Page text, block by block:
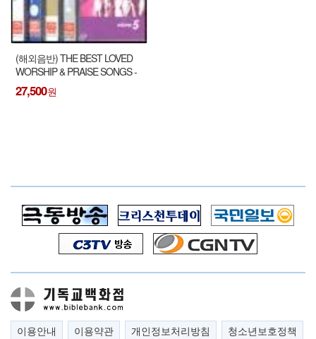
(해외음반) THE BEST LOVED
WORSHIP & PRAISE SONGS -
한국인이 가장 좋아하는 워쉽 &
프레이즈 베스트 시리즈 테잎
27,500
이용안내 이용약관 개인정보처리방침 청소년보호정책